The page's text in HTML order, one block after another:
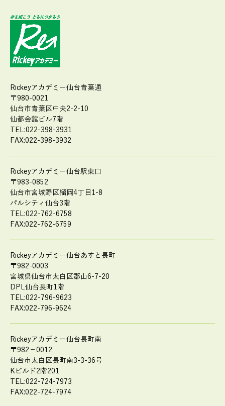
Rickeyアカデミー仙台青葉通
〒980-0021
仙台市青葉区中央2-2-10
仙都会舘ビル7階
TEL:022-398-3931
FAX:022-398-3932
Rickeyアカデミー仙台駅東口
〒983-0852
仙台市宮城野区榴岡4丁目1-8
パルシティ仙台3階
TEL:022-762-6758
FAX:022-762-6759
Rickeyアカデミー仙台あすと長町
〒982-0003
宮城県仙台市太白区郡山6-7-20
DPL仙台長町1階
TEL:022-796-9623
FAX:022-796-9624
Rickeyアカデミー仙台長町南
〒982－0012
仙台市太白区長町南3-3-36号
Kビルド2階201
TEL:022-724-7973
FAX:022-724-7974